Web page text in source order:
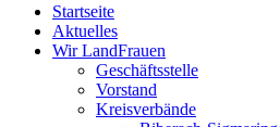
Startseite
Aktuelles
Wir LandFrauen
Geschäftsstelle
Vorstand
Kreisverbände